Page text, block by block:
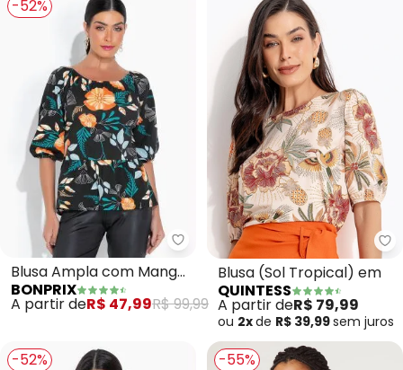
-52%
bonprix - Blusa Ampla com
Blusa Ampla com Manga
3/4 (Floral Dark)
BONPRIX
A partir deR$ 47,99R$ 99,99
Blusa (Sol Tropical) em
QUINTESS
A partir deR$ 79,99
ou 2xde R$ 39,99sem juros
-52% -55%